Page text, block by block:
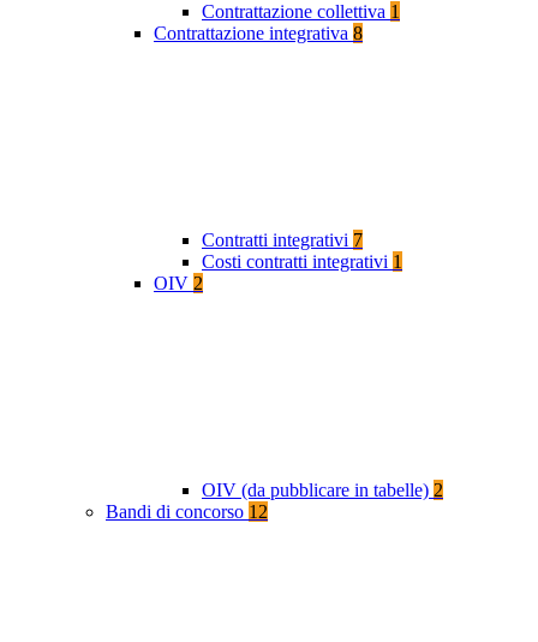
Contrattazione collettiva 1
Contrattazione integrativa 8
Contratti integrativi 7
Costi contratti integrativi 1
OIV 2
OIV (da pubblicare in tabelle) 2
Bandi di concorso 12